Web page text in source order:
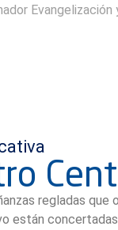
Evangelización
regladas que
están